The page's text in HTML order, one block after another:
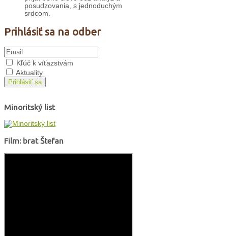
posudzovania, s jednoduchým
srdcom.
Prihlásiť sa na odber
Kľúč k víťazstvám
Aktuality
Prihlásiť sa
Minoritský list
Film: brat Štefan